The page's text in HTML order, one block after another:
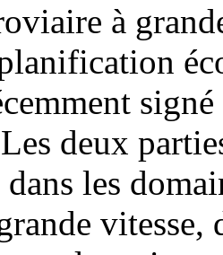
à
deux
les
vitesse,